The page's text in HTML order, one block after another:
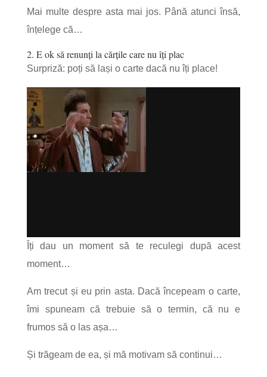
Mai multe despre asta mai jos. Până atunci însă,
înțelege că…
2. E ok să renunți la cărțile care nu îți plac
Surpriză: poți să lași o carte dacă nu îți place!
Îți dau un moment să te reculegi după acest
moment…
Am trecut și eu prin asta. Dacă începeam o carte,
îmi spuneam că trebuie să o termin, că nu e
frumos să o las așa…
Și trăgeam de ea, și mă motivam să continui…